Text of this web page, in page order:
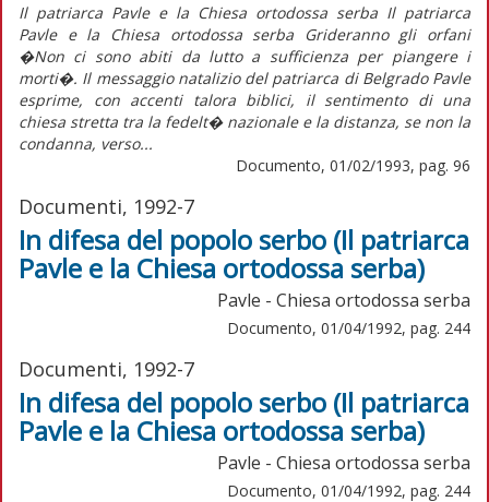
Il patriarca Pavle e la Chiesa ortodossa serba Il patriarca
Pavle e la Chiesa ortodossa serba Grideranno gli orfani
�Non ci sono abiti da lutto a sufficienza per piangere i
morti�. Il messaggio natalizio del patriarca di Belgrado Pavle
esprime, con accenti talora biblici, il sentimento di una
chiesa stretta tra la fedelt� nazionale e la distanza, se non la
condanna, verso...
Documento, 01/02/1993, pag. 96
Documenti, 1992-7
In difesa del popolo serbo (Il patriarca
Pavle e la Chiesa ortodossa serba)
Pavle - Chiesa ortodossa serba
Documento, 01/04/1992, pag. 244
Documenti, 1992-7
In difesa del popolo serbo (Il patriarca
Pavle e la Chiesa ortodossa serba)
Pavle - Chiesa ortodossa serba
Documento, 01/04/1992, pag. 244